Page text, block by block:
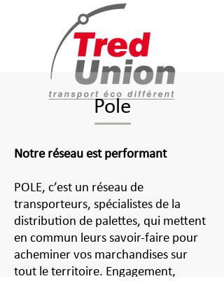
Pole
Notre réseau est performant
POLE, c’est un réseau de
transporteurs, spécialistes de la
distribution de palettes, qui mettent
en commun leurs savoir-faire pour
acheminer vos marchandises sur
tout le territoire. Engagement,